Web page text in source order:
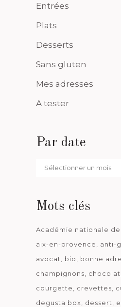
Entrées
Plats
Desserts
Sans gluten
Mes adresses
A tester
Par date
Par
Mots clés
Académie nationale de
aix-en-provence
anti-
avocat
bio bonne
champignons
chocolat
courgette
crevettes
degusta box
dessert